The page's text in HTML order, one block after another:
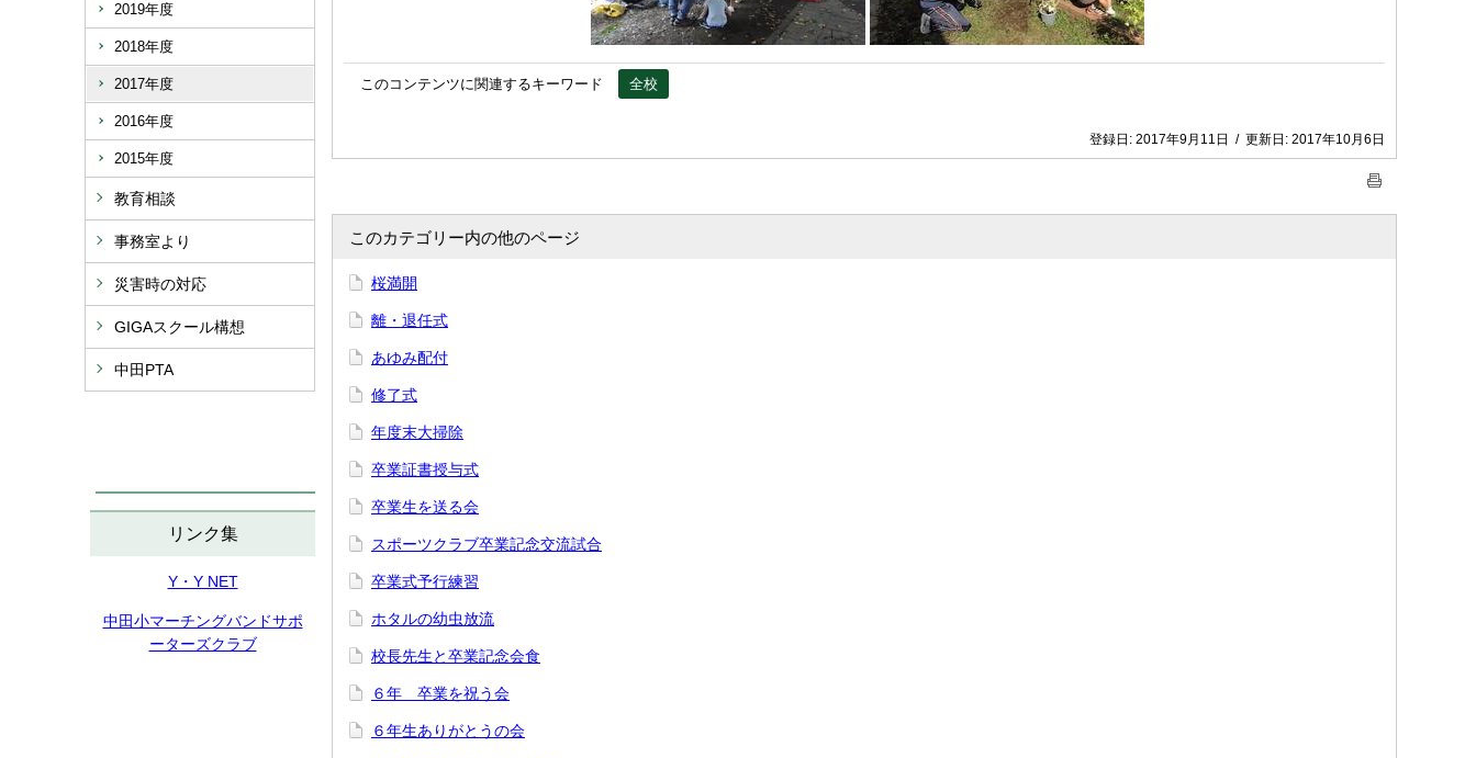
2019年度
2018年度
2017年度
2016年度
2015年度
教育相談
事務室より
災害時の対応
GIGAスクール構想
中田PTA
リンク集
Y・Y NET
中田小マーチングバンドサポ
ーターズクラブ
このコンテンツに関連するキーワード 全校
登録日: 2017年9月11日 / 更新日: 2017年10月6日
このカテゴリー内の他のページ
桜満開
離・退任式
あゆみ配付
修了式
年度末大掃除
卒業証書授与式
卒業生を送る会
スポーツクラブ卒業記念交流試合
卒業式予行練習
ホタルの幼虫放流
校長先生と卒業記念会食
６年 卒業を祝う会
６年生ありがとうの会